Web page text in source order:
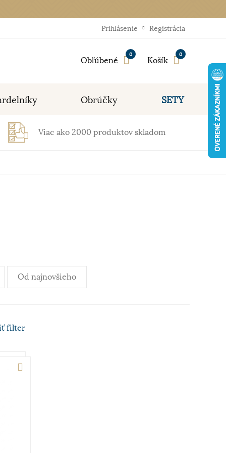
Prihlásenie Registrácia
Obľúbené
0
Košík
0
Obrúčky SETY
Viac ako 2000 produktov skladom
Od najnovšieho
filter